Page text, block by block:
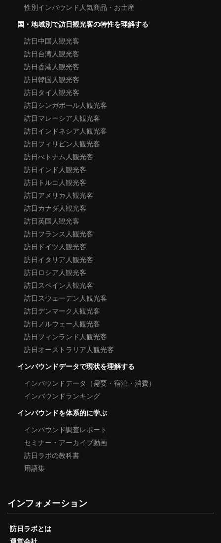
性別インバウンド人気商品・お土産
国・地域別で訪日観光客の特性を理解する
訪日中国人観光客
訪日台湾人観光客
訪日香港人観光客
訪日韓国人観光客
訪日タイ人観光客
訪日シンガポール人観光客
訪日マレーシア人観光客
訪日インドネシア人観光客
訪日フィリピン人観光客
訪日べトナム人観光客
訪日インド人観光客
訪日トルコ人観光客
訪日アメリカ人観光客
訪日カナダ人観光客
訪日英国人観光客
訪日フランス人観光客
訪日ドイツ人観光客
訪日イタリア人観光客
訪日ロシア人観光客
訪日スペイン人観光客
訪日スウェーデン人観光客
訪日デンマーク人観光客
訪日ノルウェー人観光客
訪日フィンランド人観光客
訪日オーストラリア人観光客
インバウンドデータで現状を理解する
インバウンドデータ（需要・宿泊・消費）
インバウンドランキング
インバウンドを体系的に学ぶ
インバウンド調査レポート
セミナー・アーカイブ動画
訪日ラボの教科書
用語集
インフォメーション
訪日ラボとは